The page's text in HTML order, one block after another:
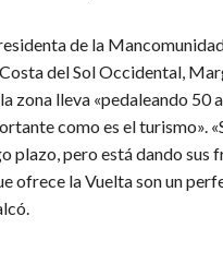
de la
del Sol Occidental,
zona lleva «pedaleando 50
como es el turismo».
plazo, pero está dando sus
ofrece la Vuelta son un